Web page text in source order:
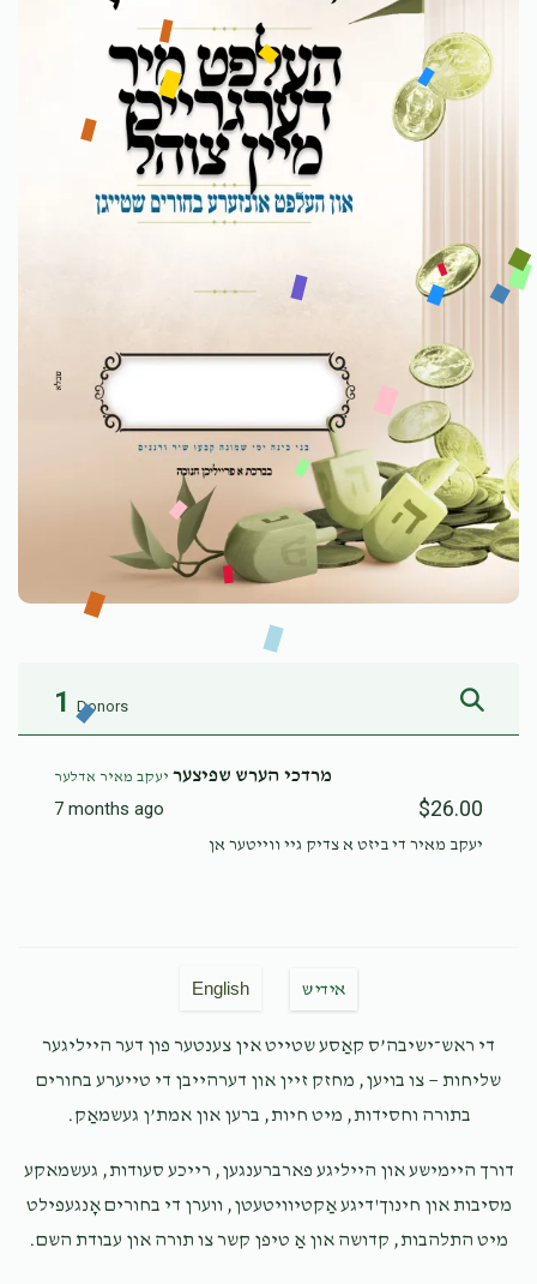
1 Donors
מרדכי הערש שפיצער יעקב מאיר אדלער
7 months ago $26.00
יעקב מאיר די ביזט א צדיק גיי ווייטער אן
English אידיש
די ראש־ישיבה’ס קאַסע שטייט אין צענטער פון דער הייליגער
שליחות — צו בויען, מחזק זיין און דערהייבן די טייערע בחורים
בתורה וחסידות, מיט חיות, ברען און אמת’ן געשמאַק.
דורך היימישע און הייליגע פארברענגען, רייכע סעודות, געשמאקע
מסיבות און חינוך'דיגע אַקטיוויטעטן, ווערן די בחורים אָנגעפילט
מיט התלהבות, קדושה און אַ טיפן קשר צו תורה און עבודת השם.